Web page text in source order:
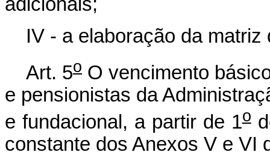
IV - a elaboração da matriz
Art. 5o O vencimento
e pensionistas da
e fundacional, a partir de 1o
constante dos Anexos V e VI